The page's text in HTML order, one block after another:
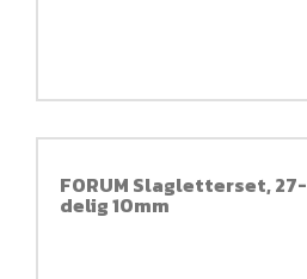
FORUM Slagletterset, 27-
delig 10mm